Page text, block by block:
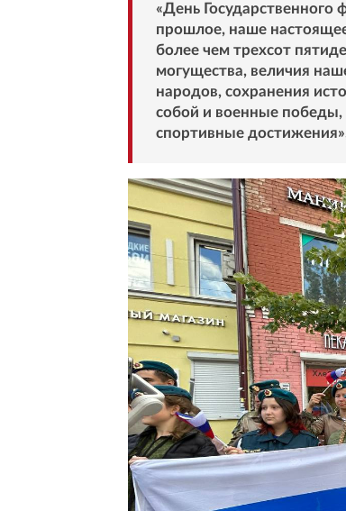
«День
прошлое, наше
более чем трехсот
могущества, величия
народов, сохранения
собой и военные победы,
спортивные